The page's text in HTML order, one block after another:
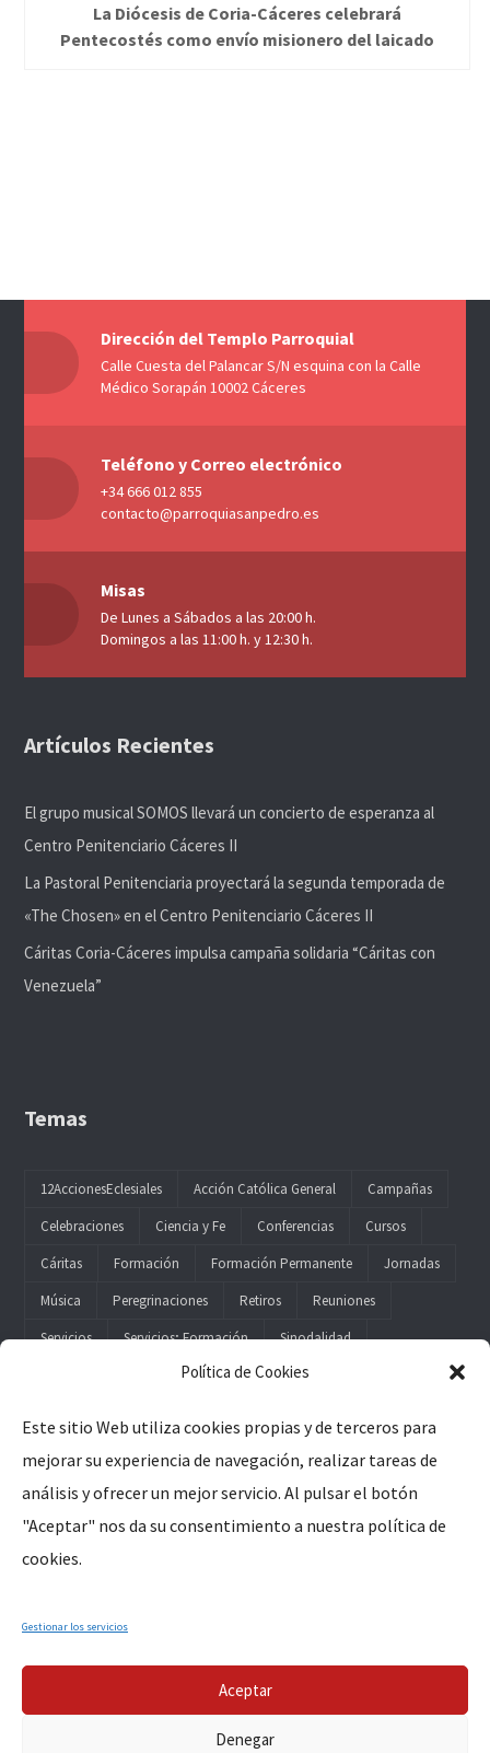
Política de Cookies
Este sitio Web utiliza cookies propias y de terceros para
mejorar su experiencia de navegación, realizar tareas de
análisis y ofrecer un mejor servicio. Al pulsar el botón
"Aceptar" nos da su consentimiento a nuestra política de
cookies.
Gestionar los servicios
Aceptar
Denegar
La Diócesis de Coria-Cáceres celebrará
Pentecostés como envío misionero del laicado
Dirección del Templo Parroquial
Calle Cuesta del Palancar S/N esquina con la Calle
Médico Sorapán 10002 Cáceres
Teléfono y Correo electrónico
+34 666 012 855
contacto@parroquiasanpedro.es
Misas
De Lunes a Sábados a las 20:00 h.
Domingos a las 11:00 h. y 12:30 h.
Artículos Recientes
El grupo musical SOMOS llevará un concierto de esperanza al
Centro Penitenciario Cáceres II
La Pastoral Penitenciaria proyectará la segunda temporada de
«The Chosen» en el Centro Penitenciario Cáceres II
Cáritas Coria-Cáceres impulsa campaña solidaria “Cáritas con
Venezuela”
Temas
12AccionesEclesiales Acción Católica General
Campañas
Celebraciones
Ciencia y Fe Conferencias
Cursos
Cáritas
Formación Formación Permanente
Jornadas
Música
Peregrinaciones Retiros
Reuniones
Servicios
Servicios; Formación Sinodalidad
Legal
Aviso Legal
Política de Privacidad